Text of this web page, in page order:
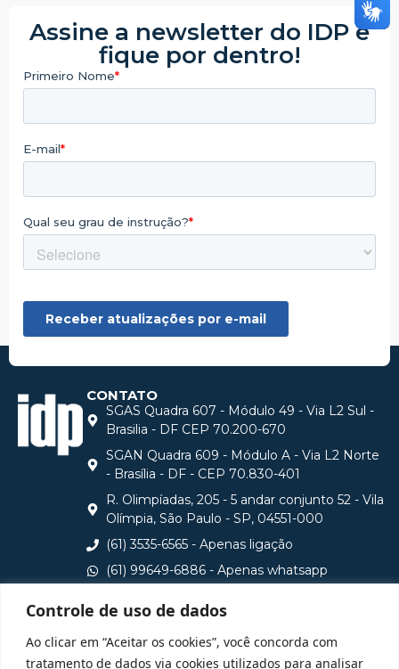
Controle de uso de dados
Ao clicar em “Aceitar os cookies”, você concorda com
tratamento de dados via cookies utilizados para analisar
Assine a newsletter do IDP e
fique por dentro!
CONTATO
SGAS Quadra 607 - Módulo 49 - Via L2 Sul -
Brasilia - DF CEP 70.200-670
SGAN Quadra 609 - Módulo A - Via L2 Norte
- Brasília - DF - CEP 70.830-401
R. Olimpíadas, 205 - 5 andar conjunto 52 - Vila
Olímpia, São Paulo - SP, 04551-000
(61) 3535-6565 - Apenas ligação
(61) 99649-6886 - Apenas whatsapp
Consulte aqui o cadastro da Instituição no Sistema e-
MEC